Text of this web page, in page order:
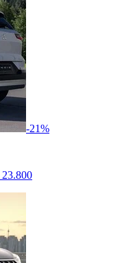
-21%
23.800